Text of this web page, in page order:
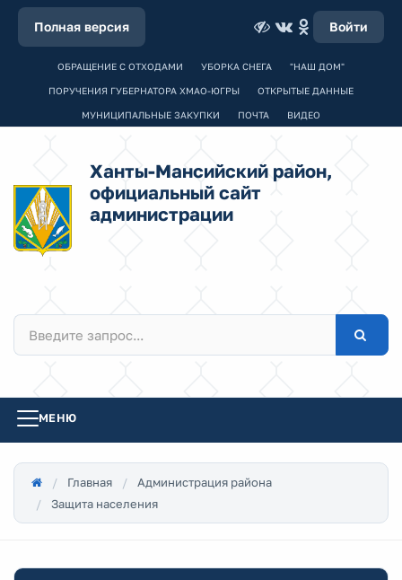
Полная версия Войти
ОБРАЩЕНИЕ С ОТХОДАМИ УБОРКА СНЕГА "НАШ ДОМ"
ПОРУЧЕНИЯ ГУБЕРНАТОРА ХМАО-ЮГРЫ ОТКРЫТЫЕ ДАННЫЕ
МУНИЦИПАЛЬНЫЕ ЗАКУПКИ ПОЧТА ВИДЕО
Ханты-Мансийский район,
официальный сайт
администрации
МЕНЮ
Главная
Администрация района
Защита населения